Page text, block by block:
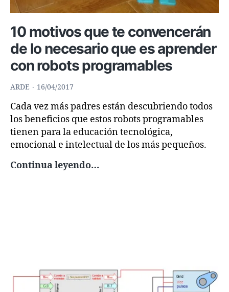
10 motivos que te convencerán
de lo necesario que es aprender
con robots programables
ARDE 16/04/2017
Cada vez más padres están descubriendo todos
los beneficios que estos robots programables
tienen para la educación tecnológica,
emocional e intelectual de los más pequeños.
Continua leyendo…10
que
es